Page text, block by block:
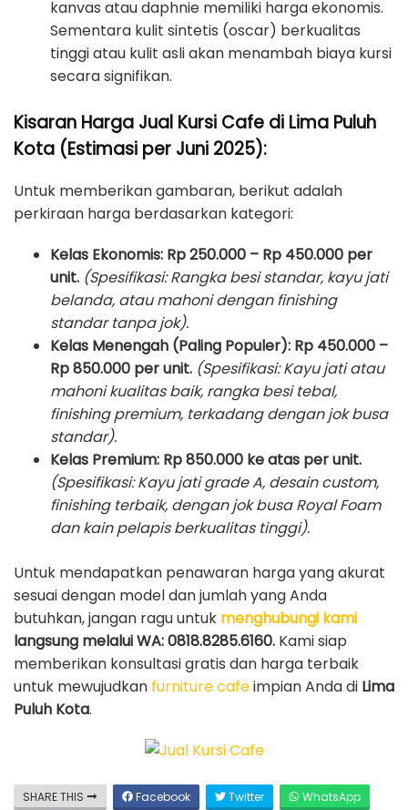
kanvas atau daphnie memiliki harga ekonomis.
Sementara kulit sintetis (oscar) berkualitas
tinggi atau kulit asli akan menambah biaya kursi
secara signifikan.
Kisaran Harga Jual Kursi Cafe di Lima Puluh
Kota (Estimasi per Juni 2025):
Untuk memberikan gambaran, berikut adalah
perkiraan harga berdasarkan kategori:
Kelas Ekonomis: Rp 250.000 – Rp 450.000 per
unit. (Spesifikasi: Rangka besi standar, kayu jati
belanda, atau mahoni dengan finishing
standar tanpa jok).
Kelas Menengah (Paling Populer): Rp 450.000 –
Rp 850.000 per unit. (Spesifikasi: Kayu jati atau
mahoni kualitas baik, rangka besi tebal,
finishing premium, terkadang dengan jok busa
standar).
Kelas Premium: Rp 850.000 ke atas per unit.
(Spesifikasi: Kayu jati grade A, desain custom,
finishing terbaik, dengan jok busa Royal Foam
dan kain pelapis berkualitas tinggi).
Untuk mendapatkan penawaran harga yang akurat
sesuai dengan model dan jumlah yang Anda
butuhkan, jangan ragu untuk menghubungi kami
langsung melalui WA: 0818.8285.6160. Kami siap
memberikan konsultasi gratis dan harga terbaik
untuk mewujudkan furniture cafeimpian Anda di Lima
Puluh Kota.
SHARE THIS Facebook Twitter
WhatsApp